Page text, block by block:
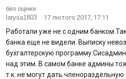
без оцінки
larysa1803
17 лютого 2017, 17:11
Работали уже не с одним
банка еще не видели. Выписку
бухгалтерскую
над этим. В самом банке админы
т.к. не могут дать